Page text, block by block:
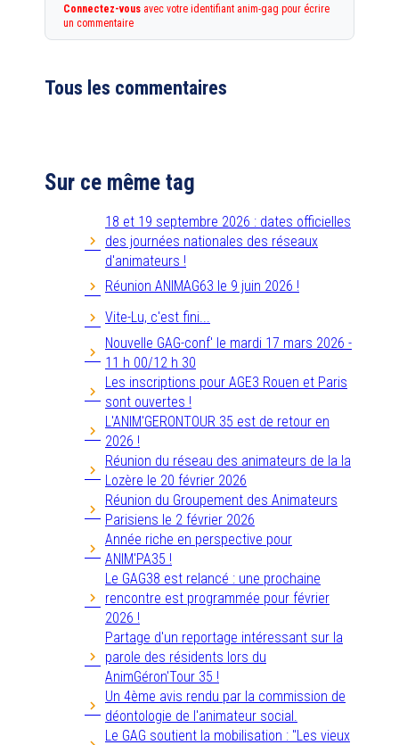
Connectez-vous avec votre identifiant anim-gag pour écrire
un commentaire
Tous les commentaires
Sur ce même tag
18 et 19 septembre 2026 : dates officielles
des journées nationales des réseaux
d'animateurs !
Réunion ANIMAG63 le 9 juin 2026 !
Vite-Lu, c'est fini...
Nouvelle GAG-conf' le mardi 17 mars 2026 -
11 h 00/12 h 30
Les inscriptions pour AGE3 Rouen et Paris
sont ouvertes !
L'ANIM'GERONTOUR 35 est de retour en
2026 !
Réunion du réseau des animateurs de la la
Lozère le 20 février 2026
Réunion du Groupement des Animateurs
Parisiens le 2 février 2026
Année riche en perspective pour
ANIM'PA35 !
Le GAG38 est relancé : une prochaine
rencontre est programmée pour février
2026 !
Partage d'un reportage intéressant sur la
parole des résidents lors du
AnimGéron'Tour 35 !
Un 4ème avis rendu par la commission de
déontologie de l'animateur social.
Le GAG soutient la mobilisation : "Les vieux